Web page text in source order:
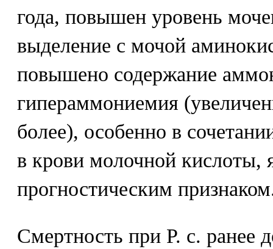
года, повышен уровень
выделение с мочой
повышено содержание
гипераммониемия
более), особенно в
в крови молочной кислоты,
прогностическим
Смертность при Р. с. ранее